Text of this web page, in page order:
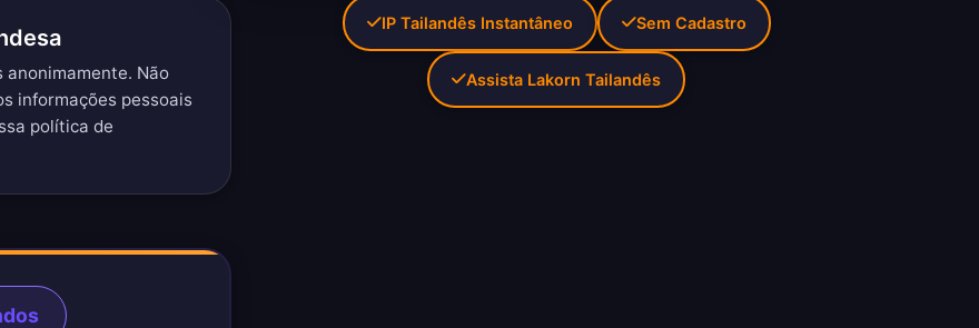
anonimamente. Não
informações pessoais
política de
IP Tailandês Instantâneo Sem Cadastro
Assista Lakorn Tailandês